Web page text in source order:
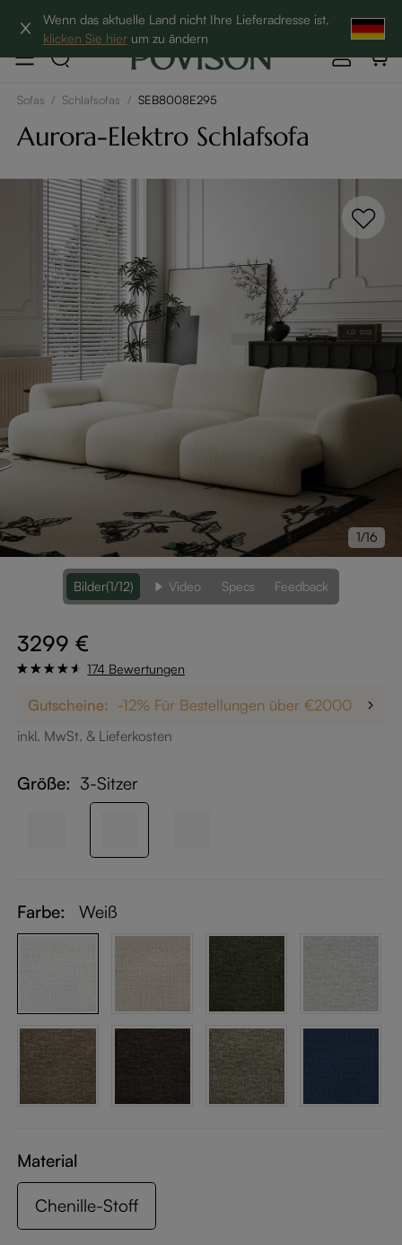
Wenn das aktuelle Land nicht Ihre Lieferadresse ist,
klicken Sie hierum zu ändern
Hottest Bundles| 12% Auf Beliebte Bundles→
Sofas / Schlafsofas / SEB8008E295
Aurora-Elektro Schlafsofa
1/16
Bilder(1/12) Video Specs Feedback
3299 €
174 Bewertungen
Gutscheine: -12% Für Bestellungen über €2000 Bis
inkl. MwSt. & Lieferkosten
Größe: 3-Sitzer
Farbe: Weiß
Material
Chenille-Stoff